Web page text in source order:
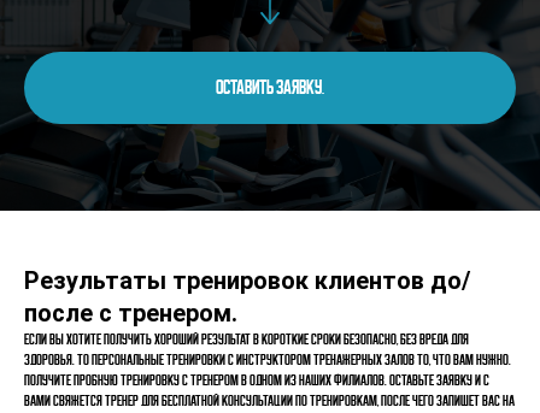
Оставить заявку.
Результаты тренировок клиентов до/
после с тренером.
Если вы хотите получить хороший результат в короткие сроки безопасно , без вреда для
здоровья. То персональные тренировки с инструктором Тренажерных залов то, что Вам нужно
Получите пробную тренировку с тренером в одном из наших филиалов. Оставьте заявку и с
вами свяжется тренер для бесплатной консультации по тренировкам, после чего запишет вас на